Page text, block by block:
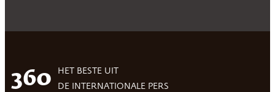
360
HET BESTE UIT
DE INTERNATIONALE PERS